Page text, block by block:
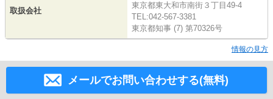
取扱会社
東京都東大和市南街３丁目49-4
TEL:042-567-3381
東京都知事 (7) 第70326号
情報の見方
メールでお問い合わせする(無料)